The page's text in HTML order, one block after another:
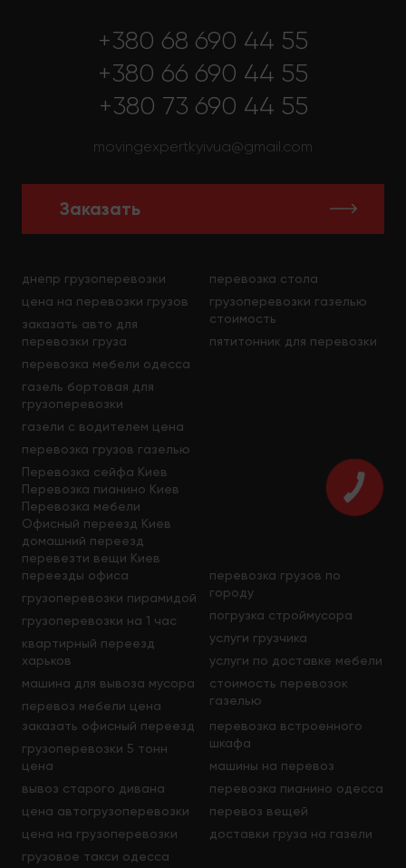
+380 68 690 44 55
+380 66 690 44 55
+380 73 690 44 55
movingexpertkyivua@gmail.com
Заказать
днепр грузоперевозки
цена на перевозки грузов
заказать авто для
перевозки груза
перевозка мебели одесса
газель бортовая для
грузоперевозки
газели с водителем цена
перевозка грузов газелью
Перевозка сейфа Киев
Перевозка пианино Киев
Перевозка мебели
Офисный переезд Киев
домашний переезд
перевезти вещи Киев
перевозка стола
грузоперевозки газелью
стоимость
пятитонник для перевозки
переезды офиса
грузоперевозки пирамидой
грузоперевозки на 1 час
квартирный переезд
харьков
машина для вывоза мусора
перевоз мебели цена
перевозка грузов по
городу
погрузка строймусора
услуги грузчика
услуги по доставке мебели
стоимость перевозок
газелью
заказать офисный переезд
грузоперевозки 5 тонн
цена
вывоз старого дивана
цена автогрузоперевозки
цена на грузоперевозки
грузовое такси одесса
перевозка встроенного
шкафа
машины на перевоз
перевозка пианино одесса
перевоз вещей
доставки груза на газели